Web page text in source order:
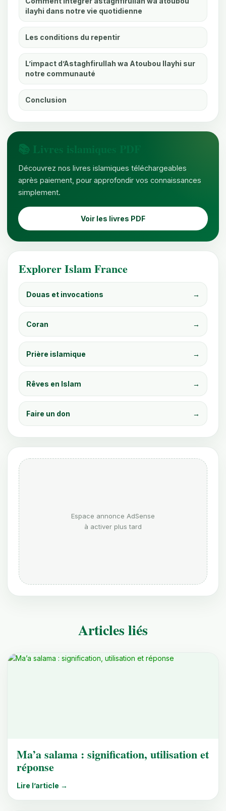
ilayhi dans notre vie quotidienne
Les conditions du repentir
L’impact d’Astaghfirullah wa Atoubou Ilayhi sur
notre communauté
Conclusion
📚 Livres islamiques PDF
Découvrez nos livres islamiques téléchargeables
après paiement, pour approfondir vos connaissances
simplement.
Voir les livres PDF
Explorer Islam France
Douas et invocations →
Coran →
Prière islamique →
Rêves en Islam →
Faire un don →
Espace annonce AdSense
à activer plus tard
Articles liés
Ma’a salama : signification, utilisation et
réponse
Lire l’article →